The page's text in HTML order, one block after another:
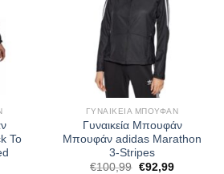
To
ΓΥΝΑΙΚΕΊΑ ΜΠΟΥΦΆΝ
Γυναικεία Μπουφάν
Μπουφάν adidas Marathon
3-Stripes
€100,99 Original
€92,99Η